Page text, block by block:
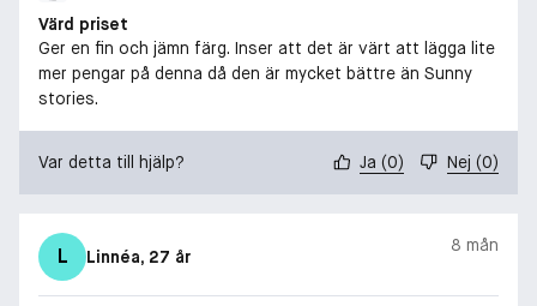
Värd priset
Ger en fin och jämn färg. Inser att det är värt att lägga lite
mer pengar på denna då den är mycket bättre än Sunny
stories.
Var detta till hjälp? Ja (0) Nej (0)
L Linnéa, 27 år
8 mån